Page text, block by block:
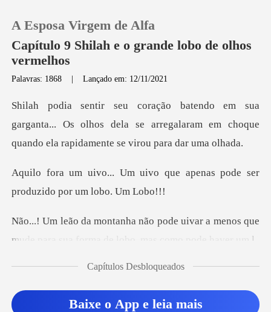
Loja
Sair
A Esposa Virgem de Alfa
Capítulo 9 Shilah e o grande lobo de olhos
vermelhos
Palavras: 1868 |Lançado em: 12/11/2021
ganta... Os olhos dela se arregalaram em choque
qu
vo que apenas pode ser
produ
uivar a menos que
mude para sua for
Capítulos Desbloqueados
Baixe o App e leia mais